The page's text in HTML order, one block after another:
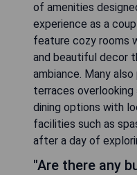
of amenities
experience as a
feature cozy rooms
and beautiful decor
ambiance. Many
terraces overlooking
dining options with
facilities such as
after a day of
"Are there any